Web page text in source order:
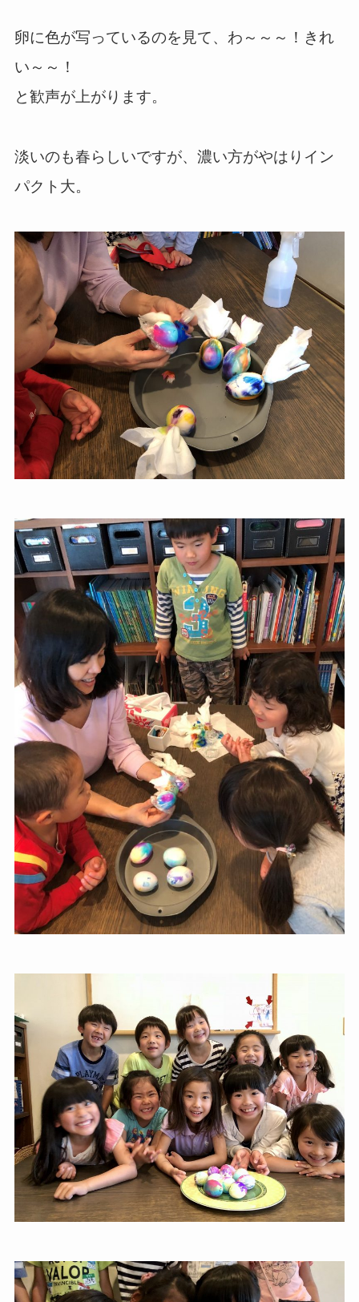
卵に色が写っているのを見て、わ～～～！きれ
い～～！
と歓声が上がります。
淡いのも春らしいですが、濃い方がやはりイン
パクト大。